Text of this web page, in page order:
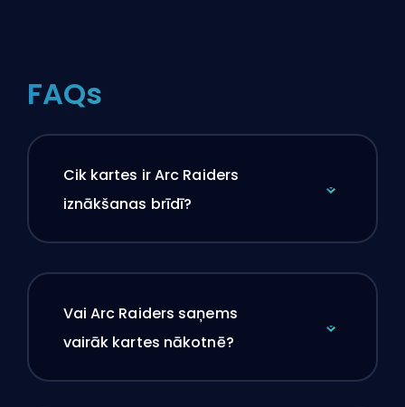
FAQs
Cik kartes ir Arc Raiders
iznākšanas brīdī?
Vai Arc Raiders saņems
vairāk kartes nākotnē?